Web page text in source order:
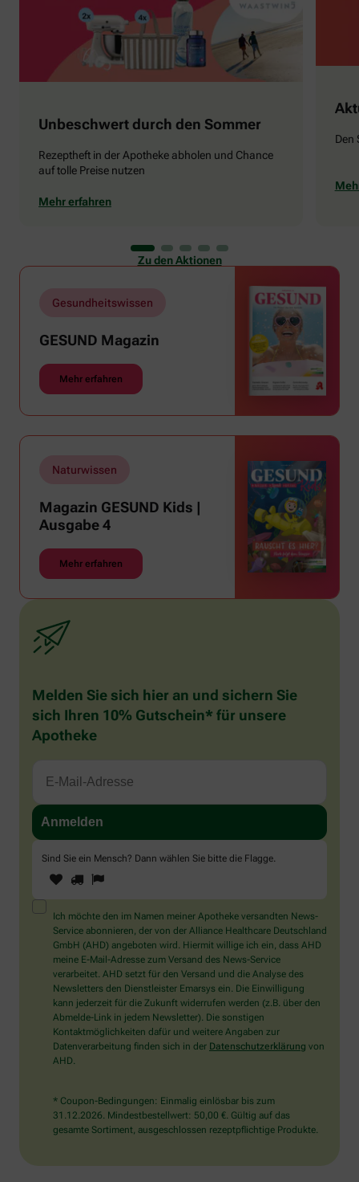
Unbeschwert durch den Sommer
Rezeptheft in der Apotheke abholen und Chance
auf tolle Preise nutzen
Mehr erfahren
Den
Zu den Aktionen
Gesundheitswissen
GESUND Magazin
Mehr erfahren
Naturwissen
Magazin GESUND Kids |
Ausgabe 4
Mehr erfahren
Melden Sie sich hier an und sichern Sie
sich Ihren 10% Gutschein* für unsere
Apotheke
Sind Sie ein Mensch? Dann wählen Sie bitte die Flagge.
Sind
Sie
ein
Mensch?
Dann
wählen
Sie
bitte
die
Flagge.
1 2
Ich möchte den im Namen meiner Apotheke versandten News-
Service abonnieren, der von der Alliance Healthcare Deutschland
GmbH (AHD) angeboten wird. Hiermit willige ich ein, dass AHD
meine E-Mail-Adresse zum Versand des News-Service
verarbeitet. AHD setzt für den Versand und die Analyse des
Newsletters den Dienstleister Emarsys ein. Die Einwilligung
kann jederzeit für die Zukunft widerrufen werden (z.B. über den
Abmelde-Link in jedem Newsletter). Die sonstigen
Kontaktmöglichkeiten dafür und weitere Angaben zur
Datenverarbeitung finden sich in der Datenschutzerklärung von
AHD.
* Coupon-Bedingungen: Einmalig einlösbar bis zum
31.12.2026. Mindestbestellwert: 50,00 €. Gültig auf das
gesamte Sortiment, ausgeschlossen rezeptpflichtige Produkte.